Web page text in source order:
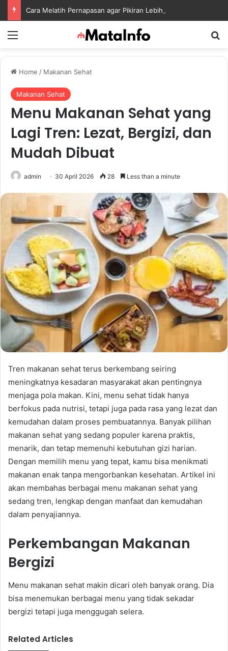
Home / Makanan Sehat
Makanan Sehat
Menu Makanan Sehat yang
Lagi Tren: Lezat, Bergizi, dan
Mudah Dibuat
admin 30 April 2026 28 Less than a minute
Tren makanan sehat terus berkembang seiring
meningkatnya kesadaran masyarakat akan pentingnya
menjaga pola makan. Kini, menu sehat tidak hanya
berfokus pada nutrisi, tetapi juga pada rasa yang lezat dan
kemudahan dalam proses pembuatannya. Banyak pilihan
makanan sehat yang sedang populer karena praktis,
menarik, dan tetap memenuhi kebutuhan gizi harian.
Dengan memilih menu yang tepat, kamu bisa menikmati
makanan enak tanpa mengorbankan kesehatan. Artikel ini
akan membahas berbagai menu makanan sehat yang
sedang tren, lengkap dengan manfaat dan kemudahan
dalam penyajiannya.
Perkembangan Makanan
Bergizi
Menu makanan sehat makin dicari oleh banyak orang. Dia
bisa menemukan berbagai menu yang tidak sekadar
bergizi tetapi juga menggugah selera.
Related Articles